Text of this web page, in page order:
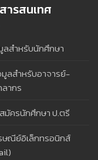
ารสนเทศ
ลสำหรับนักศึกษา
ลสำหรับอาจารย์-
ากร
มัครนักศึกษา ป.ตรี
ษณีย์อิเล็กทรอนิกส์